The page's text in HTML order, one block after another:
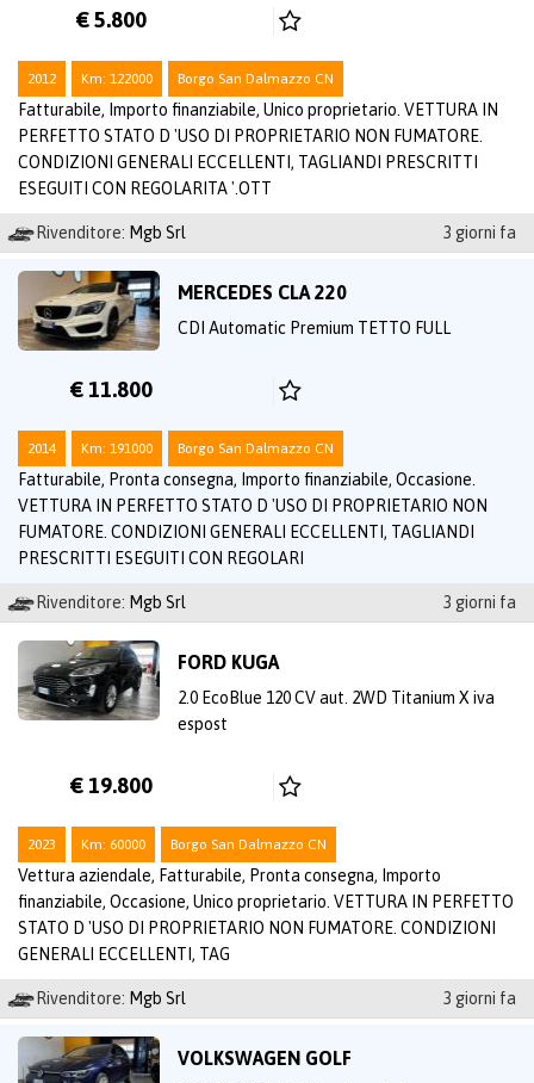
€ 5.800
2012 Km: 122000 Borgo San Dalmazzo CN
Fatturabile, Importo finanziabile, Unico proprietario. VETTURA IN
PERFETTO STATO D 'USO DI PROPRIETARIO NON FUMATORE.
CONDIZIONI GENERALI ECCELLENTI, TAGLIANDI PRESCRITTI
ESEGUITI CON REGOLARITA '.OTT
Rivenditore: Mgb Srl 3 giorni fa
MERCEDES CLA 220
CDI Automatic Premium TETTO FULL
€ 11.800
2014 Km: 191000 Borgo San Dalmazzo CN
Fatturabile, Pronta consegna, Importo finanziabile, Occasione.
VETTURA IN PERFETTO STATO D 'USO DI PROPRIETARIO NON
FUMATORE. CONDIZIONI GENERALI ECCELLENTI, TAGLIANDI
PRESCRITTI ESEGUITI CON REGOLARI
Rivenditore: Mgb Srl 3 giorni fa
FORD KUGA
2.0 EcoBlue 120 CV aut. 2WD Titanium X iva
espost
€ 19.800
2023 Km: 60000 Borgo San Dalmazzo CN
Vettura aziendale, Fatturabile, Pronta consegna, Importo
finanziabile, Occasione, Unico proprietario. VETTURA IN PERFETTO
STATO D 'USO DI PROPRIETARIO NON FUMATORE. CONDIZIONI
GENERALI ECCELLENTI, TAG
Rivenditore: Mgb Srl 3 giorni fa
VOLKSWAGEN GOLF